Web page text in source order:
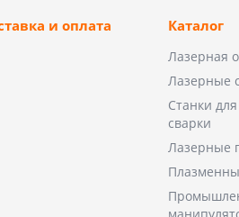
и оплата Каталог
Лазерная
Лазерные
Станки
сварки
Лазерные